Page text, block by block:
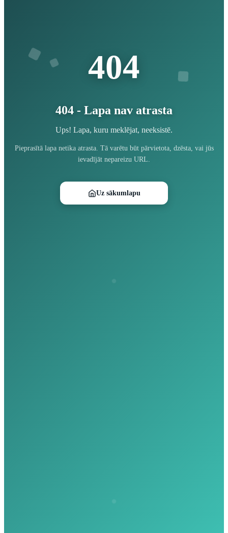
404
404 - Lapa nav atrasta
Ups! Lapa, kuru meklējat, neeksistē.
Pieprasītā lapa netika atrasta. Tā varētu būt pārvietota, dzēsta, vai jūs
ievadījāt nepareizu URL.
Uz sākumlapu